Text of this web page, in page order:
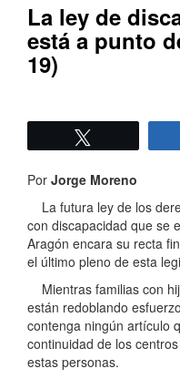
La ley de
está a punto
19)
Por Jorge Moreno
La futura ley de los
con discapacidad que se
Aragón encara su recta
el último pleno de esta
Mientras familias con
están redoblando
contenga ningún artículo
continuidad de los
estas personas.